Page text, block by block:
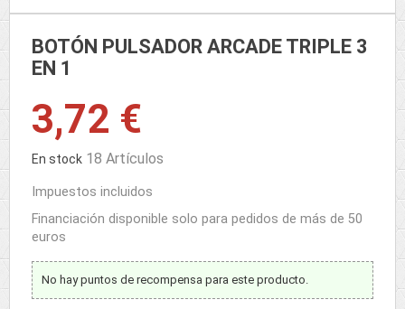
BOTÓN PULSADOR ARCADE TRIPLE 3
EN 1
3,72 €
En stock 18 Artículos
Impuestos incluidos
Financiación disponible solo para pedidos de más de 50
euros
No hay puntos de recompensa para este producto.